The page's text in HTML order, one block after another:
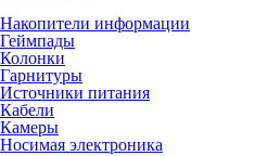
Накопители информации
Геймпады
Колонки
Гарнитуры
Источники питания
Кабели
Камеры
Носимая электроника